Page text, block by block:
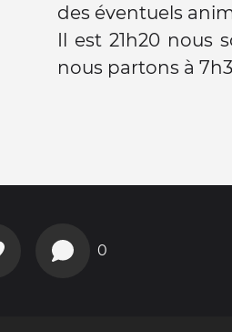
des éventuels
Il est 21h20 nous
nous partons à
0